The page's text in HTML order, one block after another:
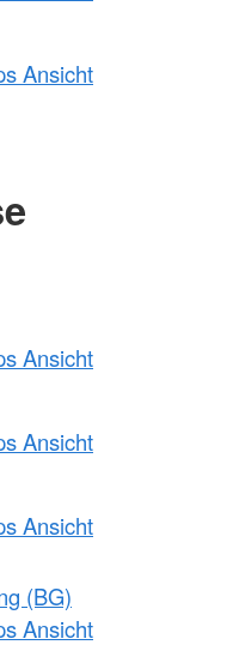
Ansicht
Ansicht
Ansicht
Ansicht
(BG)
Ansicht